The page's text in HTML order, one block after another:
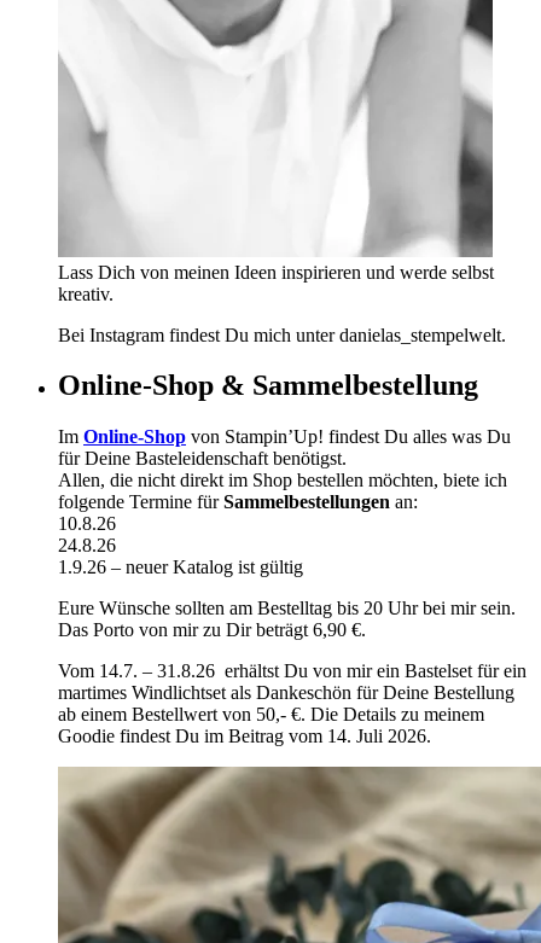
Lass Dich von meinen Ideen inspirieren und werde selbst
kreativ.
Bei Instagram findest Du mich unter danielas_stempelwelt.
Online-Shop & Sammelbestellung
Im Online-Shop von Stampin’Up! findest Du alles was Du
für Deine Basteleidenschaft benötigst.
Allen, die nicht direkt im Shop bestellen möchten, biete ich
folgende Termine fürSammelbestellungen an:
10.8.26
24.8.26
1.9.26 – neuer Katalog ist gültig
Eure Wünsche sollten am Bestelltag bis 20 Uhr bei mir sein.
Das Porto von mir zu Dir beträgt 6,90 €.
Vom 14.7. – 31.8.26 erhältst Du von mir ein Bastelset für ein
martimes Windlichtset als Dankeschön für Deine Bestellung
ab einem Bestellwert von 50,- €. Die Details zu meinem
Goodie findest Du im Beitrag vom 14. Juli 2026.